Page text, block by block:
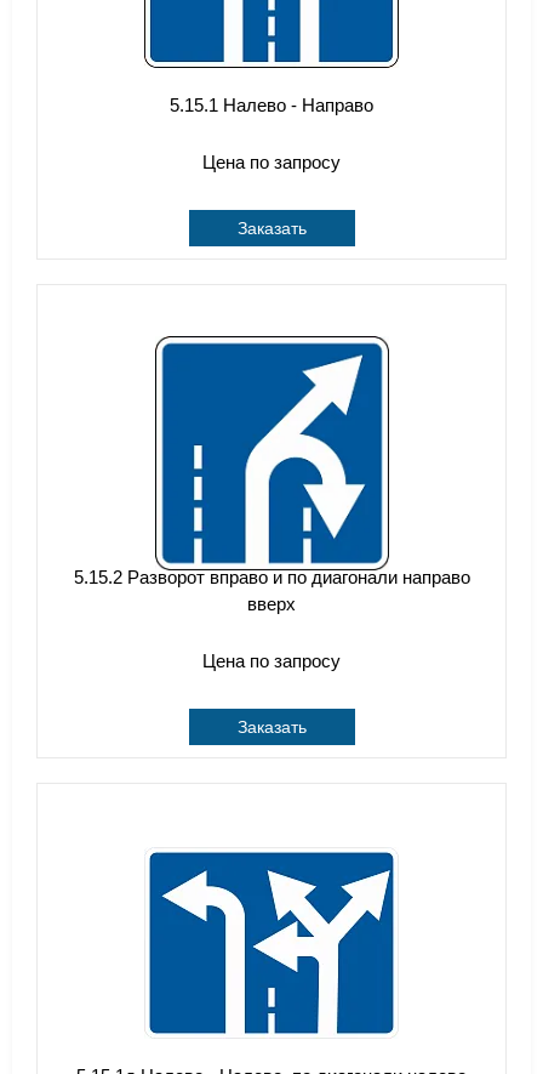
5.15.1 Налево - Направо
Цена по запросу
Заказать
5.15.2 Разворот вправо и по диагонали направо
вверх
Цена по запросу
Заказать